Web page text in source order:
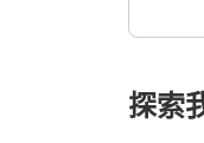
探索